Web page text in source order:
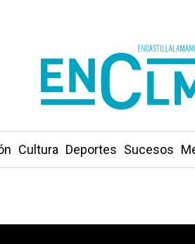
Cultura Deportes Sucesos